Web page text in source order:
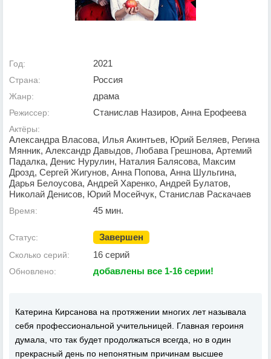
Год: 2021
Страна: Россия
Жанр: драма
Режиссер: Станислав Назиров, Анна Ерофеева
Актёры:
Александра Власова, Илья Акинтьев, Юрий Беляев, Регина
Мянник, Александр Давыдов, Любава Грешнова, Артемий
Падалка, Денис Нурулин, Наталия Балясова, Максим
Дрозд, Сергей Жигунов, Анна Попова, Анна Шульгина,
Дарья Белоусова, Андрей Харенко, Андрей Булатов,
Николай Денисов, Юрий Мосейчук, Станислав Раскачаев
Время: 45 мин.
Статус: Завершен
Сколько серий: 16 серий
Обновлено: добавлены все 1-16 серии!
Катерина Кирсанова на протяжении многих лет называла
себя профессиональной учительницей. Главная героиня
думала, что так будет продолжаться всегда, но в один
прекрасный день по непонятным причинам высшее